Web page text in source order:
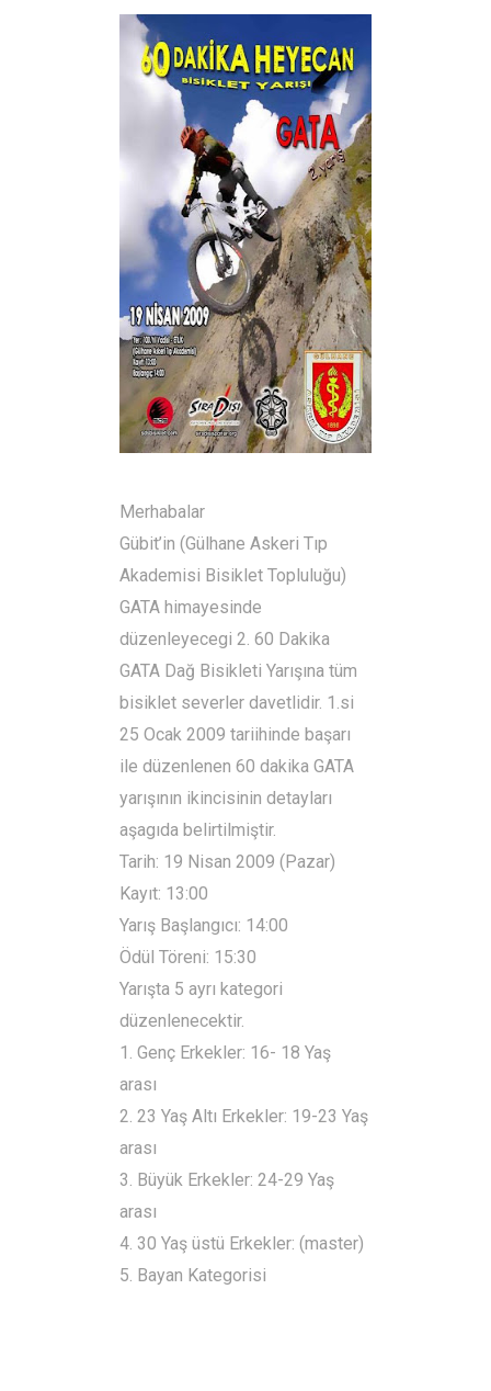
Merhabalar
Gübit’in (Gülhane Askeri Tıp
Akademisi Bisiklet Topluluğu)
GATA himayesinde
düzenleyecegi 2. 60 Dakika
GATA Dağ Bisikleti Yarışına tüm
bisiklet severler davetlidir. 1.si
25 Ocak 2009 tariihinde başarı
ile düzenlenen 60 dakika GATA
yarışının ikincisinin detayları
aşagıda belirtilmiştir.
Tarih: 19 Nisan 2009 (Pazar)
Kayıt: 13:00
Yarış Başlangıcı: 14:00
Ödül Töreni: 15:30
Yarışta 5 ayrı kategori
düzenlenecektir.
1. Genç Erkekler: 16- 18 Yaş
arası
2. 23 Yaş Altı Erkekler: 19-23 Yaş
arası
3. Büyük Erkekler: 24-29 Yaş
arası
4. 30 Yaş üstü Erkekler: (master)
5. Bayan Kategorisi